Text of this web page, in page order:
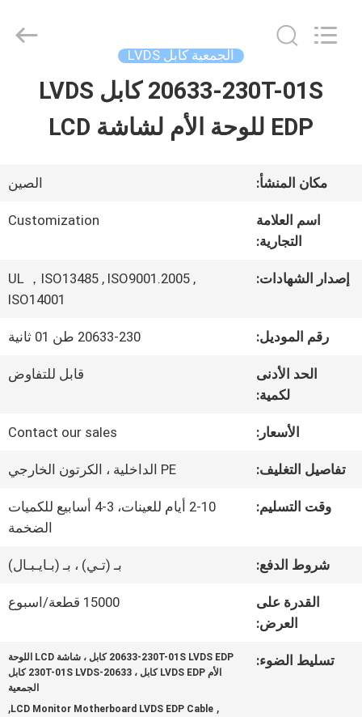
المنزل
فيديوهات
حولنا
جولة
مراقبة
الجودة
اتصل
أخبار
الجمعية كابل LVDS
20633-230T-01S كابل LVDS
EDP للوحة الأم لشاشة LCD
مكان المنشأ: الصين
اسم العلامة
التجارية:
Customization
إصدار الشهادات:
UL ，ISO13485 , ISO9001.2005 ,
ISO14001
رقم الموديل: 20633-230 طن 01 ثانية
الحد الأدنى
لكمية:
قابل للتفاوض
الأسعار: Contact our sales
تفاصيل التغليف: PE الداخلية ، الكرتون الخارجي
وقت التسليم:
2-10 أيام للعينات، 3-4 أسابيع للكميات
الضخمة
شروط الدفع: بـ (تـي) ، بـ (بـايـبـال)
القدرة على
العرض:
15000 قطعة/اسبوع
تسليط الضوء:
20633-230T-01S LVDS EDP كابل ، شاشة LCD اللوحة
الأم LVDS EDP كابل ، 20633-230T-01S LVDS كابل
الجمعية
,
LCD Monitor Motherboard LVDS EDP Cable
,